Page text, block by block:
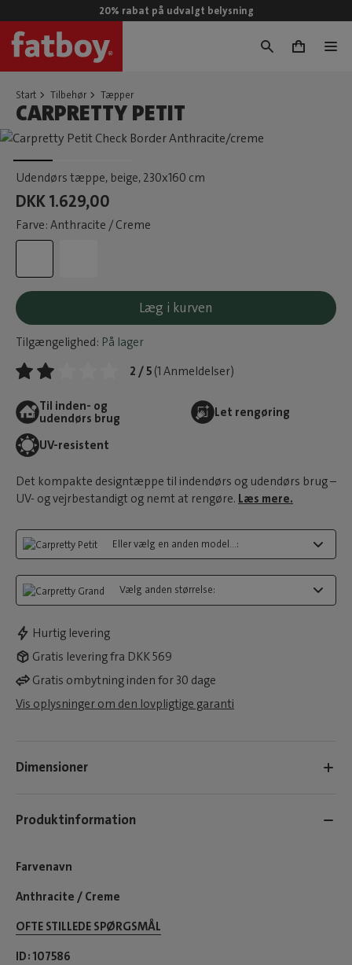
20% rabat på udvalgt belysning
0
Start Tilbehør Tæpper
CARPRETTY PETIT
Udendørs tæppe, beige, 230x160 cm
DKK 1.629,00
Farve: Anthracite / Creme
Læg i kurven
Tilgængelighed: På lager
2 / 5 (1 Anmeldelser)
Til inden- og
udendørs brug
Let rengøring
UV-resistent
Det kompakte designtæppe til indendørs og udendørs brug –
UV- og vejrbestandigt og nemt at rengøre. Læs mere.
Eller vælg en anden model...:
Vælg anden størrelse:
Hurtig levering
Gratis levering fra DKK 569
Gratis ombytning inden for 30 dage
Vis oplysninger om den lovpligtige garanti
Dimensioner
Produktinformation
Farvenavn
Anthracite / Creme
OFTE STILLEDE SPØRGSMÅL
ID 107586